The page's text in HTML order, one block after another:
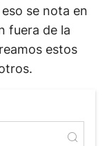
se nota en
fuera de la
estos